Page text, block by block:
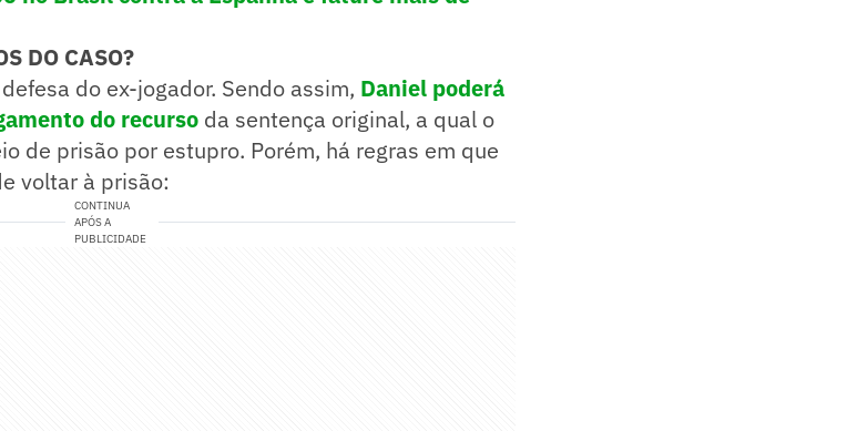
DO CASO?
do ex-jogador. Sendo assim, Daniel poderá
do recurso da sentença original, a qual o
de prisão por estupro. Porém, há regras em que
voltar à prisão:
CONTINUA
APÓS A
PUBLICIDADE